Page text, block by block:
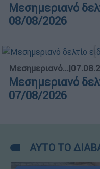
Μεσημεριανό
08/08/2026
Μεσημεριανό...|
Μεσημεριανό
07/08/2026
ΑΥΤΟ ΤΟ